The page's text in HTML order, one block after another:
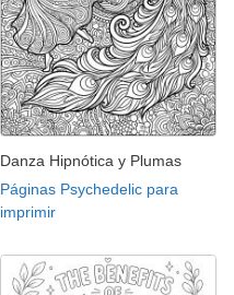
Danza Hipnótica y Plumas
Páginas Psychedelic para
imprimir